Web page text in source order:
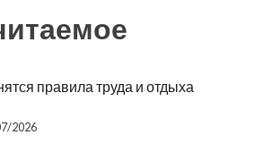
правила труда и отдыха
2026